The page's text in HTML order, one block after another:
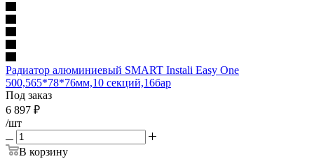
Радиатор алюминиевый SMART Instali Easy One
500,565*78*76мм,10 секций,16бар
Под заказ
6 897 ₽
/шт
В корзину